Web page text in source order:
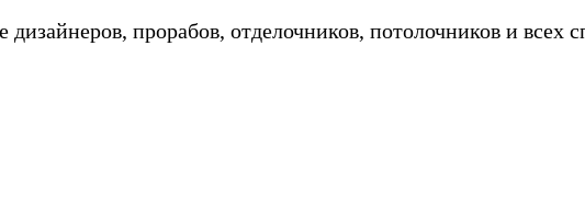
прорабов, отделочников, потолочников и всех